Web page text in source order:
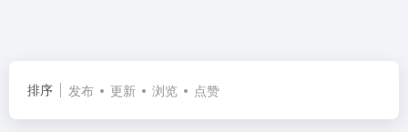
排序 发布 更新 浏览 点赞